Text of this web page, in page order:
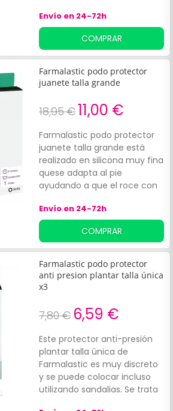
diferentes accesorios de
ortopedia que ayudan a
mitigar los síntomas.
Envío en 24-72h
COMPRAR
Farmalastic podo protector
juanete talla grande
18,95 €11,00 €
Farmalastic podo protector
juanete talla grande está
realizado en silicona muy fina
quese adapta al pie
ayudando a que el roce con
menor, contribuyendo a
aliviar una de las principales
causas de las molestias. El
protector juanete talla
grande se debe de utilizar
preferiblemente con medias
o con calcetines. Producto
tallas. La T-grande
corresponde
aproximadamente a un
número de pie 42-45.
Envío en 24-72h
COMPRAR
Farmalastic podo protector
anti presion plantar talla única
x3
7,80 € 6,59 €
Este protector anti-presión
plantar talla única de
Farmalastic es muy discreto
y se puede colocar incluso
utilizando sandalias. Se trata